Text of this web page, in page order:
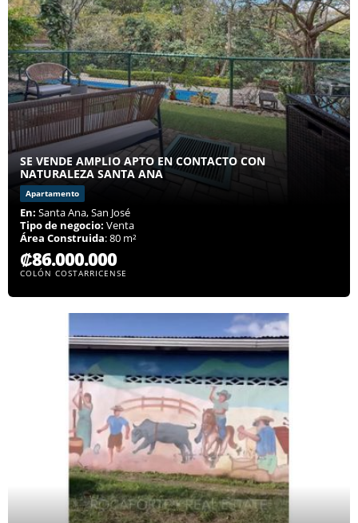
SE VENDE AMPLIO APTO EN CONTACTO CON
NATURALEZA SANTA ANA
Apartamento
En: Santa Ana, San José
Tipo de negocio: Venta
Área Construida: 80 m²
₡86.000.000
COLÓN COSTARRICENSE